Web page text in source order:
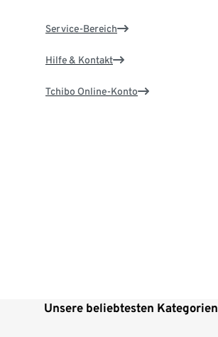
Service-Bereich
Hilfe & Kontakt
Tchibo Online-Konto
Unsere beliebtesten Kategorien